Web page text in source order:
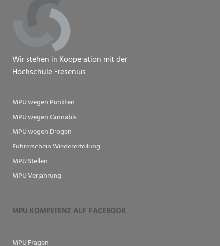
Wir stehen in Kooperation mit der
Hochschule Fresenius
MPU wegen Punkten
MPU wegen Cannabis
MPU wegen Drogen
Führerschein Wiedererteilung
MPU Stellen
MPU Verjährung
MPU KOMPETENZ AUF FACEBOOK
MPU Fragen